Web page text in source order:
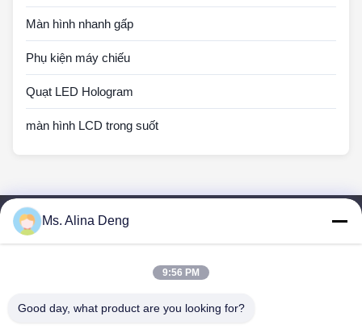
Màn hình nhanh gấp
Phụ kiện máy chiếu
Quạt LED Hologram
màn hình LCD trong suốt
Các Sản Phẩm
Tham Quan Nhà Máy
Ms. Alina Deng
9:56 PM
Good day, what product are you looking for?